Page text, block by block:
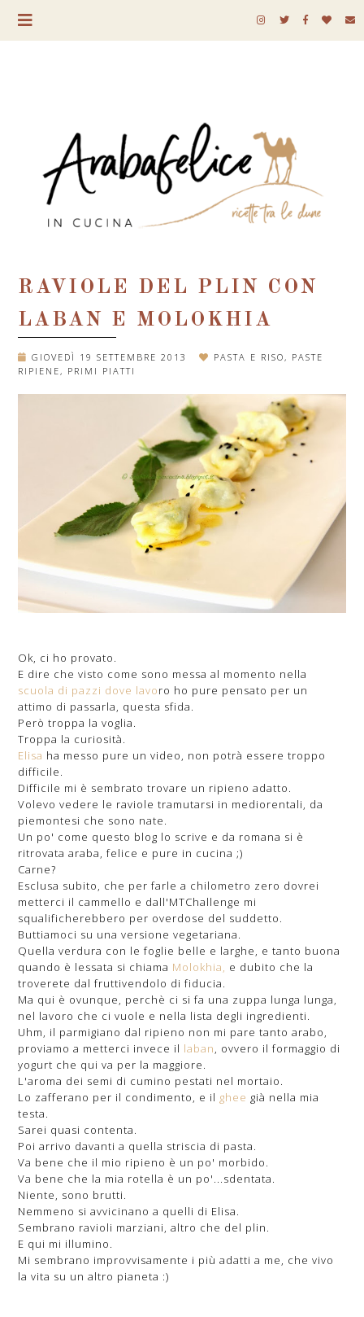
RAVIOLE DEL PLIN CON
LABAN E MOLOKHIA
GIOVEDÌ 19 SETTEMBRE 2013 PASTA E RISO, PASTE
RIPIENE, PRIMI PIATTI
Ok, ci ho provato.
E dire che visto come sono messa al momento nella
scuola di pazzi dove lavoro ho pure pensato per un
attimo di passarla, questa sfida.
Però troppa la voglia.
Troppa la curiosità.
Elisa ha messo pure un video, non potrà essere troppo
difficile.
Difficile mi è sembrato trovare un ripieno adatto.
Volevo vedere le raviole tramutarsi in mediorentali, da
piemontesi che sono nate.
Un po' come questo blog lo scrive e da romana si è
ritrovata araba, felice e pure in cucina ;)
Carne?
Esclusa subito, che per farle a chilometro zero dovrei
metterci il cammello e dall'MTChallenge mi
squalificherebbero per overdose del suddetto.
Buttiamoci su una versione vegetariana.
Quella verdura con le foglie belle e larghe, e tanto buona
quando è lessata si chiama Molokhia, e dubito che la
troverete dal fruttivendolo di fiducia.
Ma qui è ovunque, perchè ci si fa una zuppa lunga lunga,
nel lavoro che ci vuole e nella lista degli ingredienti.
Uhm, il parmigiano dal ripieno non mi pare tanto arabo,
proviamo a metterci invece il laban, ovvero il formaggio di
yogurt che qui va per la maggiore.
L'aroma dei semi di cumino pestati nel mortaio.
Lo zafferano per il condimento, e il ghee già nella mia
testa.
Sarei quasi contenta.
Poi arrivo davanti a quella striscia di pasta.
Va bene che il mio ripieno è un po' morbido.
Va bene che la mia rotella è un po'...sdentata.
Niente, sono brutti.
Nemmeno si avvicinano a quelli di Elisa.
Sembrano ravioli marziani, altro che del plin.
E qui mi illumino.
Mi sembrano improvvisamente i più adatti a me, che vivo
la vita su un altro pianeta :)